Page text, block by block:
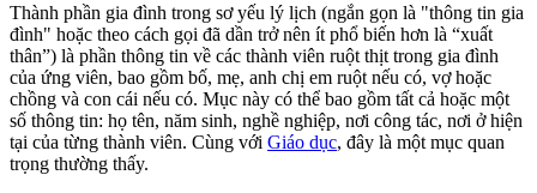
Thành phần gia đình trong sơ yếu lý lịch (ngắn gọn là "thông tin gia
đình" hoặc theo cách gọi đã dần trở nên ít phổ biến hơn là “xuất
thân”) là phần thông tin về các thành viên ruột thịt trong gia đình
của ứng viên, bao gồm bố, mẹ, anh chị em ruột nếu có, vợ hoặc
chồng và con cái nếu có. Mục này có thể bao gồm tất cả hoặc một
số thông tin: họ tên, năm sinh, nghề nghiệp, nơi công tác, nơi ở hiện
tại của từng thành viên. Cùng với Giáo dục, đây là một mục quan
trọng thường thấy.